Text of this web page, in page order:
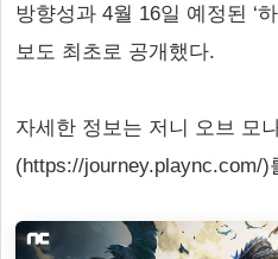
방향성과 4월 16일 예정된 ‘
보도 최초로 공개했다.
자세한 정보는 저니 오브 모
(https://journey.plaync.com/